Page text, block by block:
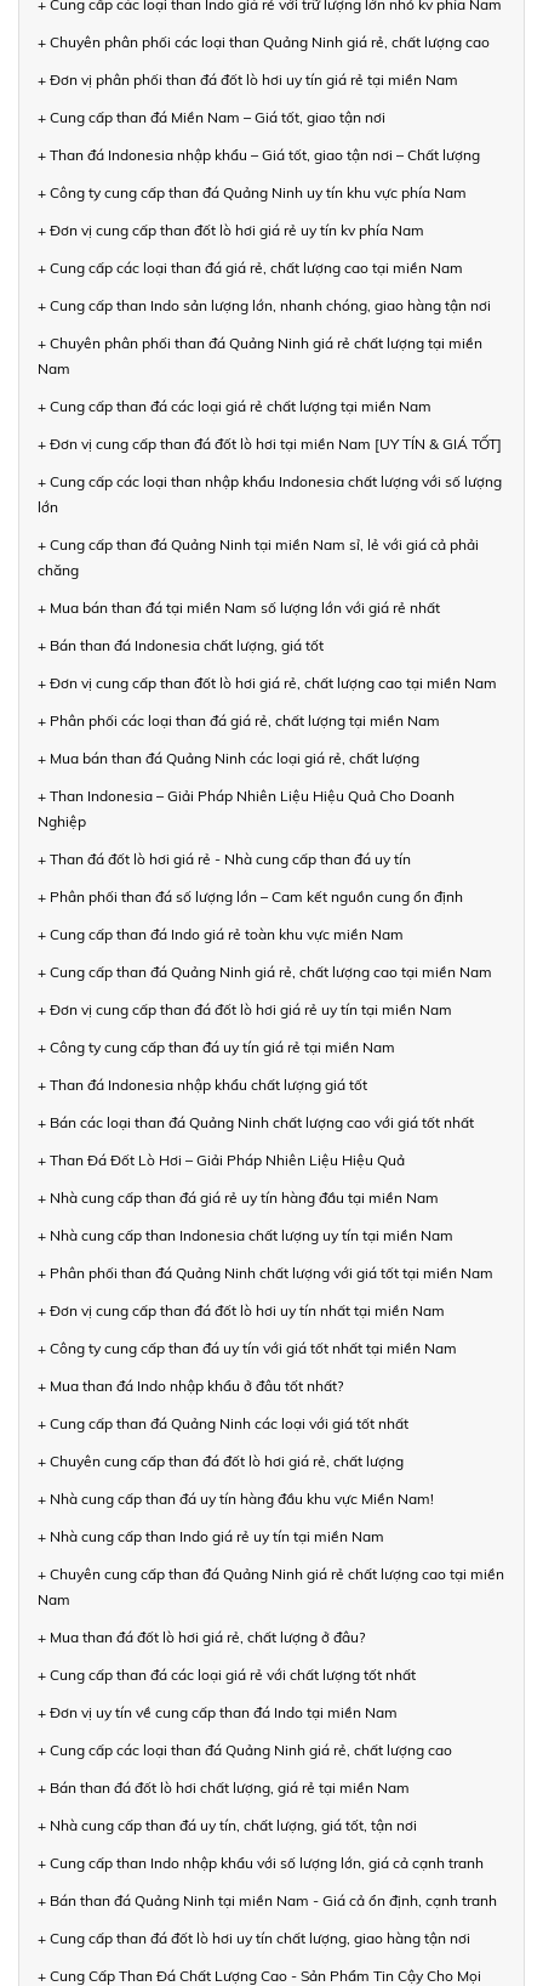
+ Cung cấp các loại than Indo giá rẻ với trữ lượng lớn nhỏ kv phía Nam
+ Chuyên phân phối các loại than Quảng Ninh giá rẻ, chất lượng cao
+ Đơn vị phân phối than đá đốt lò hơi uy tín giá rẻ tại miền Nam
+ Cung cấp than đá Miền Nam – Giá tốt, giao tận nơi
+ Than đá Indonesia nhập khẩu – Giá tốt, giao tận nơi – Chất lượng
+ Công ty cung cấp than đá Quảng Ninh uy tín khu vực phía Nam
+ Đơn vị cung cấp than đốt lò hơi giá rẻ uy tín kv phía Nam
+ Cung cấp các loại than đá giá rẻ, chất lượng cao tại miền Nam
+ Cung cấp than Indo sản lượng lớn, nhanh chóng, giao hàng tận nơi
+ Chuyên phân phối than đá Quảng Ninh giá rẻ chất lượng tại miền
Nam
+ Cung cấp than đá các loại giá rẻ chất lượng tại miền Nam
+ Đơn vị cung cấp than đá đốt lò hơi tại miền Nam [UY TÍN & GIÁ TỐT]
+ Cung cấp các loại than nhập khẩu Indonesia chất lượng với số lượng
lớn
+ Cung cấp than đá Quảng Ninh tại miền Nam sỉ, lẻ với giá cả phải
chăng
+ Mua bán than đá tại miền Nam số lượng lớn với giá rẻ nhất
+ Bán than đá Indonesia chất lượng, giá tốt
+ Đơn vị cung cấp than đốt lò hơi giá rẻ, chất lượng cao tại miền Nam
+ Phân phối các loại than đá giá rẻ, chất lượng tại miền Nam
+ Mua bán than đá Quảng Ninh các loại giá rẻ, chất lượng
+ Than Indonesia – Giải Pháp Nhiên Liệu Hiệu Quả Cho Doanh
Nghiệp
+ Than đá đốt lò hơi giá rẻ - Nhà cung cấp than đá uy tín
+ Phân phối than đá số lượng lớn – Cam kết nguồn cung ổn định
+ Cung cấp than đá Indo giá rẻ toàn khu vực miền Nam
+ Cung cấp than đá Quảng Ninh giá rẻ, chất lượng cao tại miền Nam
+ Đơn vị cung cấp than đá đốt lò hơi giá rẻ uy tín tại miền Nam
+ Công ty cung cấp than đá uy tín giá rẻ tại miền Nam
+ Than đá Indonesia nhập khẩu chất lượng giá tốt
+ Bán các loại than đá Quảng Ninh chất lượng cao với giá tốt nhất
+ Than Đá Đốt Lò Hơi – Giải Pháp Nhiên Liệu Hiệu Quả
+ Nhà cung cấp than đá giá rẻ uy tín hàng đầu tại miền Nam
+ Nhà cung cấp than Indonesia chất lượng uy tín tại miền Nam
+ Phân phối than đá Quảng Ninh chất lượng với giá tốt tại miền Nam
+ Đơn vị cung cấp than đá đốt lò hơi uy tín nhất tại miền Nam
+ Công ty cung cấp than đá uy tín với giá tốt nhất tại miền Nam
+ Mua than đá Indo nhập khẩu ở đâu tốt nhất?
+ Cung cấp than đá Quảng Ninh các loại với giá tốt nhất
+ Chuyên cung cấp than đá đốt lò hơi giá rẻ, chất lượng
+ Nhà cung cấp than đá uy tín hàng đầu khu vực Miền Nam!
+ Nhà cung cấp than Indo giá rẻ uy tín tại miền Nam
+ Chuyên cung cấp than đá Quảng Ninh giá rẻ chất lượng cao tại miền
Nam
+ Mua than đá đốt lò hơi giá rẻ, chất lượng ở đâu?
+ Cung cấp than đá các loại giá rẻ với chất lượng tốt nhất
+ Đơn vị uy tín về cung cấp than đá Indo tại miền Nam
+ Cung cấp các loại than đá Quảng Ninh giá rẻ, chất lượng cao
+ Bán than đá đốt lò hơi chất lượng, giá rẻ tại miền Nam
+ Nhà cung cấp than đá uy tín, chất lượng, giá tốt, tận nơi
+ Cung cấp than Indo nhập khẩu với số lượng lớn, giá cả cạnh tranh
+ Bán than đá Quảng Ninh tại miền Nam - Giá cả ổn định, cạnh tranh
+ Cung cấp than đá đốt lò hơi uy tín chất lượng, giao hàng tận nơi
+ Cung Cấp Than Đá Chất Lượng Cao - Sản Phẩm Tin Cậy Cho Mọi